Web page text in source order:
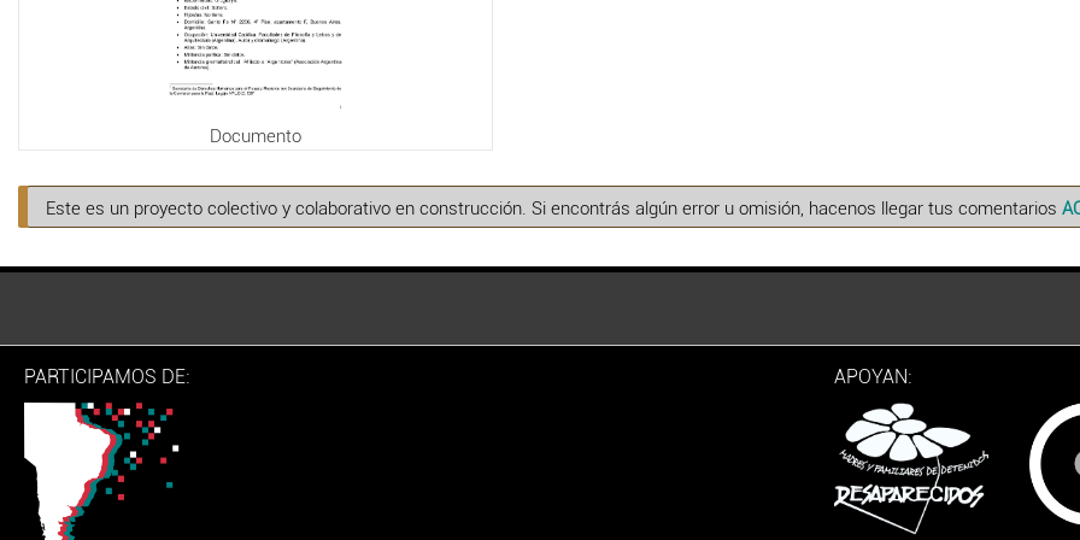
Documento
Este es un proyecto colectivo y colaborativo en construcción. Si encontrás algún error u omisión, hacenos llegar tus comentarios
PARTICIPAMOS DE: APOYAN: